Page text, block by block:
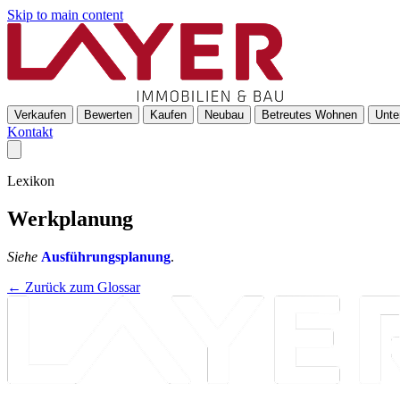
Skip to main content
Verkaufen Bewerten Kaufen Neubau Betreutes Wohnen
Kontakt
Lexikon
Werkplanung
Siehe Ausführungsplanung.
← Zurück zum Glossar